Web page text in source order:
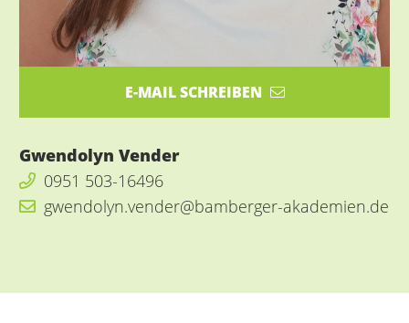
E-MAIL SCHREIBEN
Gwendolyn Vender
0951 503-16496
gwendolyn.vender@bamberger-akademien.de